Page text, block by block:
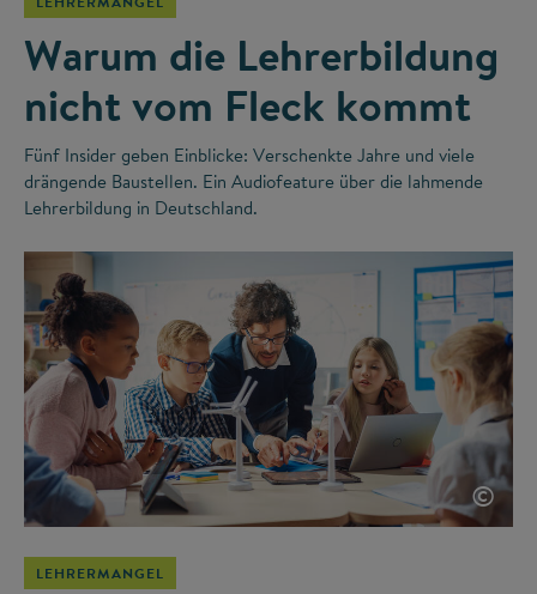
Warum die Lehrerbildung
nicht vom Fleck kommt
Fünf Insider geben Einblicke: Verschenkte Jahre und viele
drängende Baustellen. Ein Audiofeature über die lahmende
Lehrerbildung in Deutschland.
©
LEHRERMANGEL